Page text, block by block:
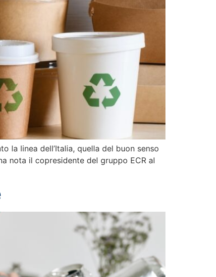
la linea dell’Italia, quella del buon senso
nota il copresidente del gruppo ECR al